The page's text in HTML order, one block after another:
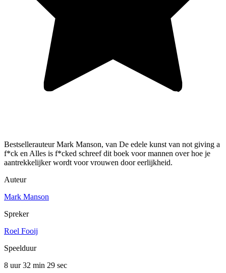
Bestsellerauteur Mark Manson, van De edele kunst van not giving a
f*ck en Alles is f*cked schreef dit boek voor mannen over hoe je
aantrekkelijker wordt voor vrouwen door eerlijkheid.
Auteur
Mark Manson
Spreker
Roel Fooij
Speelduur
8 uur 32 min 29 sec